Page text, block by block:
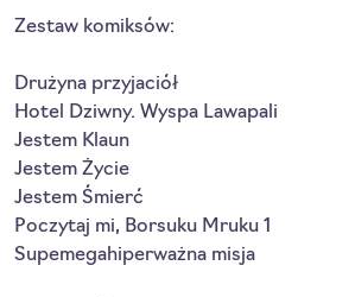
Zestaw komiksów:
Drużyna przyjaciół
Hotel Dziwny. Wyspa Lawapali
Jestem Klaun
Jestem Życie
Jestem Śmierć
Poczytaj mi, Borsuku Mruku 1
Supemegahiperważna misja